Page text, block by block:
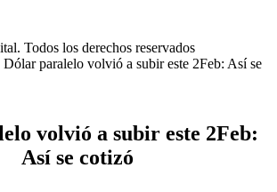
Todos los derechos reservados
Dólar paralelo volvió a subir este 2Feb: Así se
volvió a subir este 2Feb:
Así se cotizó